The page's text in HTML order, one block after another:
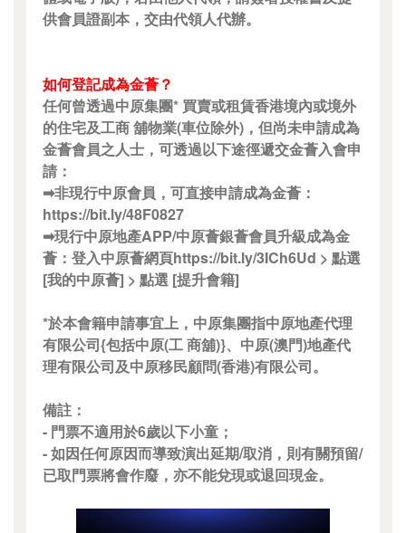
供會員證副本，交由代領人代辦。
如何登記成為金薈？
任何曾透過中原集團* 買賣或租賃香港境內或境外
的住宅及工商 舖物業(車位除外)，但尚未申請成為
金薈會員之人士，可透過以下途徑遞交金薈入會申
請：
➡非現行中原會員，可直接申請成為金薈：
https://bit.ly/48F0827
➡現行中原地產APP/中原薈銀薈會員升級成為金
薈：登入中原薈網頁https://bit.ly/3ICh6Ud > 點選
[我的中原薈] > 點選 [提升會籍]
*於本會籍申請事宜上，中原集團指中原地產代理
有限公司{包括中原(工 商舖)}、中原(澳門)地產代
理有限公司及中原移民顧問(香港)有限公司。
備註：
- 門票不適用於6歲以下小童；
- 如因任何原因而導致演出延期/取消，則有關預留/
已取門票將會作廢，亦不能兌現或退回現金。